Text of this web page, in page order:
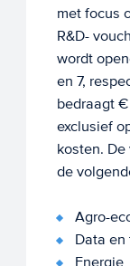
met focus
R&D-
wordt
en 7,
bedraagt
exclusief
kosten.
de
Agro-
Data
Energie